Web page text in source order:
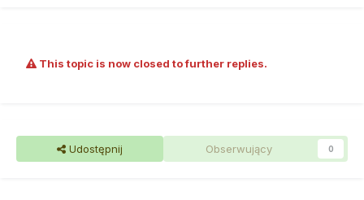
towarzyszącego uprawie zapachu zamontowali urządzenia
wyciągowe. Do zasilania całości nielegalnie podłączyli prąd.
ostatnim stadium rozwoju. Krzewy miały po 40 – 50 cm, a
ich łączna wartość to około 86 tyś. zł. W wyniku przeszukań
This topic is now closed to further replies.
Udostępnij Obserwujący 0